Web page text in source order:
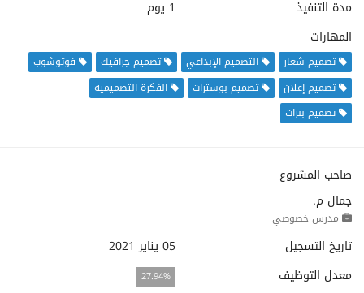
مدة التنفيذ
1 يوم
المهارات
تصميم شعار التصميم الإبداعي تصميم جرافيك
فوتوشوب
تصميم إعلان
تصميم بوسترات
الفكرة التصميمية
تصميم بنرات
صاحب المشروع
جمال م.
مدرس خصوصي
تاريخ التسجيل
05 يناير 2021
معدل التوظيف
27.94%